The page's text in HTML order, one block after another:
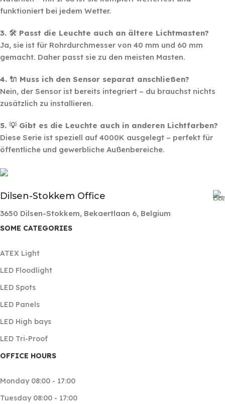
funktioniert bei jedem Wetter.
3. 🛠️ Passt die Leuchte auch an ältere Lichtmasten?
Ja, sie ist für Rohrdurchmesser von 40 mm und 60 mm
gemacht. Daher passt sie zu den meisten Masten.
4. 🔌 Muss ich den Sensor separat anschließen?
Nein, der Sensor ist bereits integriert – du brauchst nichts
zusätzlich zu installieren.
5. 💡 Gibt es die Leuchte auch in anderen Lichtfarben?
Diese Serie ist speziell auf 4000K ausgelegt – perfekt für
öffentliche und gewerbliche Außenbereiche.
Dilsen-Stokkem Office
3650 Dilsen-Stokkem, Bekaertlaan 6, Belgium
SOME CATEGORIES
ATEX Light
LED Floodlight
LED Spots
LED Panels
LED High bays
LED Tri-Proof
OFFICE HOURS
Monday 08:00 - 17:00
Tuesday 08:00 - 17:00